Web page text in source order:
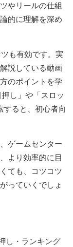
やリールの仕組
的に理解を深め
も有効です。実
説している動画
のポイントを学
し」や「スロッ
すると、初心者向
ゲームセンター
より効率的に目
ても、コツコツ
っていくでしょ
し・ランキング